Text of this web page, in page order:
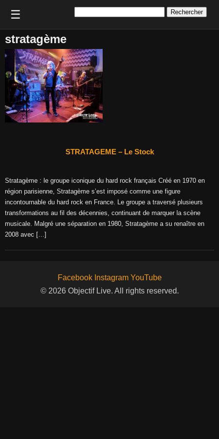
☰
stratagème
STRATAGEME – Le Stock
Stratagème : le groupe iconique du hard rock français Créé en 1970 en
région parisienne, Stratagème s’est imposé comme une figure
incontournable du hard rock en France. Le groupe a traversé plusieurs
transformations au fil des décennies, continuant de marquer la scène
musicale. Malgré une séparation en 1980, Stratagème a su renaître en
2008 avec […]
Facebook Instagram YouTube
© 2026 Objectif Live. All rights reserved.